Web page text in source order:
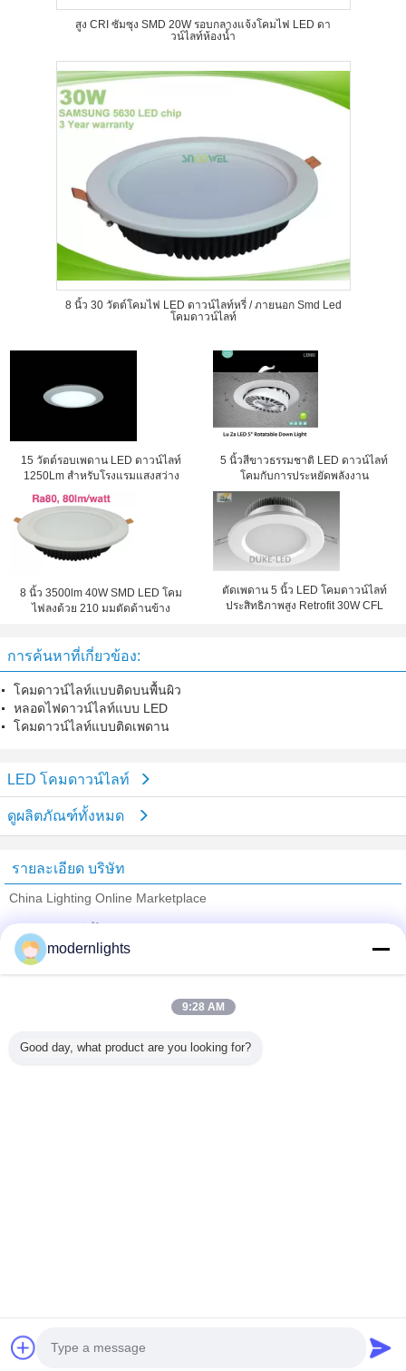
สูง CRI ซัมซุง SMD 20W รอบกลางแจ้งโคมไฟ LED ดา
วน์ไลท์ห้องน้ำ
8 นิ้ว 30 วัตต์โคมไฟ LED ดาวน์ไลท์หรี่ / ภายนอก Smd Led
โคมดาวน์ไลท์
15 วัตต์รอบเพดาน LED ดาวน์ไลท์
1250Lm สำหรับโรงแรมแสงสว่าง
5 นิ้วสีขาวธรรมชาติ LED ดาวน์ไลท์
โคมกับการประหยัดพลังงาน
8 นิ้ว 3500lm 40W SMD LED โคม
ไฟลงด้วย 210 มมตัดด้านข้าง
ตัดเพดาน 5 นิ้ว LED โคมดาวน์ไลท์
ประสิทธิภาพสูง Retrofit 30W CFL
การค้นหาที่เกี่ยวข้อง:
โคมดาวน์ไลท์แบบติดบนพื้นผิว
หลอดไฟดาวน์ไลท์แบบ LED
โคมดาวน์ไลท์แบบติดเพดาน
LED โคมดาวน์ไลท์
ดูผลิตภัณฑ์ทั้งหมด
รายละเอียด บริษัท
China Lighting Online Marketplace
Trust Seal
Verified Suplier
ผลิตภัณฑ์ทั้งหมด
Developed by
modernlights
9:28 AM
Good day, what product are you looking for?